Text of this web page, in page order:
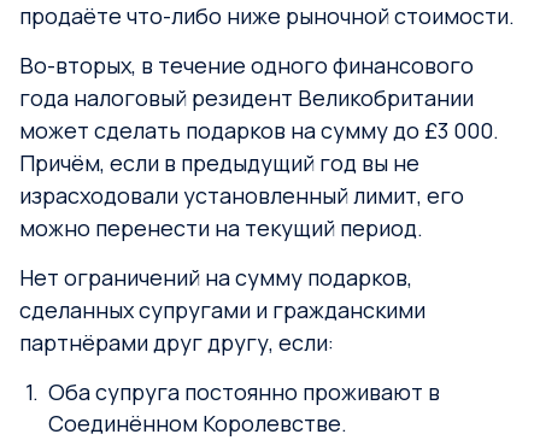
продаёте что-либо ниже рыночной стоимости.
Во-вторых, в течение одного финансового
года налоговый резидент Великобритании
может сделать подарков на сумму до £3 000.
Причём, если в предыдущий год вы не
израсходовали установленный лимит, его
можно перенести на текущий период.
Нет ограничений на сумму подарков,
сделанных супругами и гражданскими
партнёрами друг другу, если:
Оба супруга постоянно проживают в
Соединённом Королевстве.